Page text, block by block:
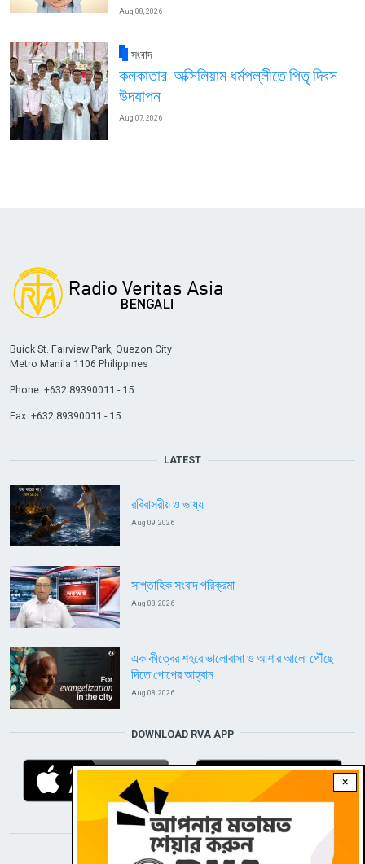
Aug 08, 2026
সংবাদ
কলকাতার অক্সিলিয়াম ধর্মপল্লীতে পিতৃ দিবস
উদযাপন
Aug 07, 2026
×
Buick St. Fairview Park, Quezon City
Metro Manila 1106 Philippines
Phone: +632 89390011 - 15
Fax: +632 89390011 - 15
LATEST
রবিবাসরীয় ও ভাষ্য
Aug 09, 2026
সাপ্তাহিক সংবাদ পরিক্রমা
Aug 08, 2026
একাকীত্বের শহরে ভালোবাসা ও আশার আলো পৌঁছে
দিতে পোপের আহ্বান
Aug 08, 2026
DOWNLOAD RVA APP
STAY CONNECTED WITH US!